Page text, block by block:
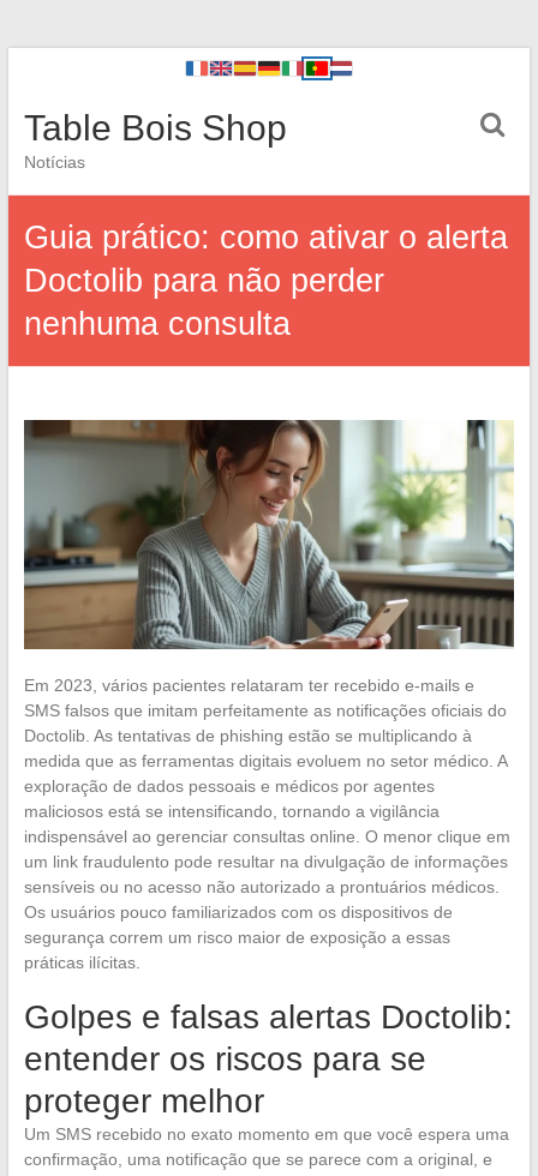
Table Bois Shop
Notícias
Guia prático: como ativar o alerta
Doctolib para não perder
nenhuma consulta
Em 2023, vários pacientes relataram ter recebido e-mails e
SMS falsos que imitam perfeitamente as notificações oficiais do
Doctolib. As tentativas de phishing estão se multiplicando à
medida que as ferramentas digitais evoluem no setor médico. A
exploração de dados pessoais e médicos por agentes
maliciosos está se intensificando, tornando a vigilância
indispensável ao gerenciar consultas online. O menor clique em
um link fraudulento pode resultar na divulgação de informações
sensíveis ou no acesso não autorizado a prontuários médicos.
Os usuários pouco familiarizados com os dispositivos de
segurança correm um risco maior de exposição a essas
práticas ilícitas.
Golpes e falsas alertas Doctolib:
entender os riscos para se
proteger melhor
Um SMS recebido no exato momento em que você espera uma
confirmação, uma notificação que se parece com a original, e